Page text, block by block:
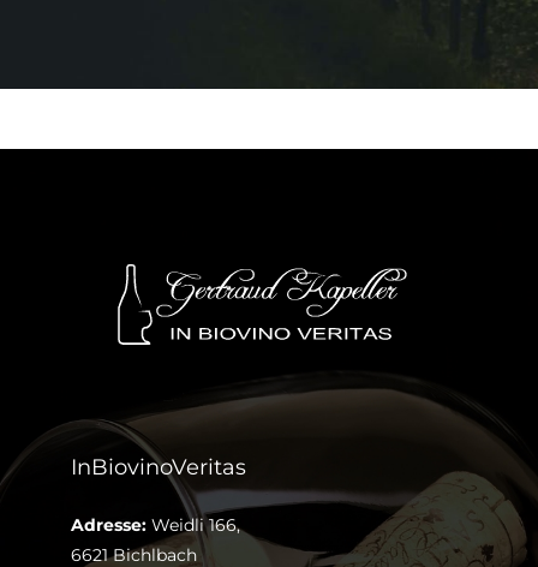
InBiovinoVeritas
Adresse: Weidli 166,
6621 Bichlbach